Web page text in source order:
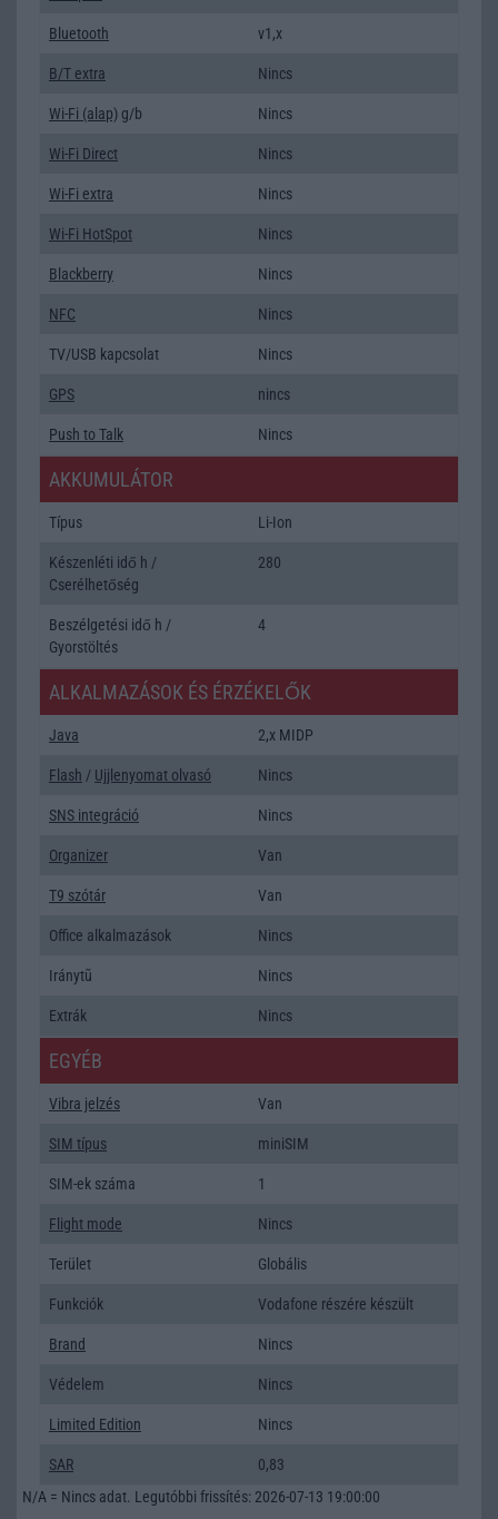
Bluetooth v1,x
B/T extra Nincs
Wi-Fi (alap) g/b Nincs
Wi-Fi Direct Nincs
Wi-Fi extra Nincs
Wi-Fi HotSpot Nincs
Blackberry Nincs
NFC Nincs
TV/USB kapcsolat Nincs
GPS nincs
Push to Talk Nincs
AKKUMULÁTOR
Típus Li-Ion
Készenléti idő h /
Cserélhetőség
280
Beszélgetési idő h /
Gyorstöltés
4
ALKALMAZÁSOK ÉS ÉRZÉKELŐK
Java 2,x MIDP
Flash / Ujjlenyomat olvasó Nincs
SNS integráció Nincs
Organizer Van
T9 szótár Van
Office alkalmazások Nincs
Iránytũ Nincs
Extrák Nincs
EGYÉB
Vibra jelzés Van
SIM típus miniSIM
SIM-ek száma 1
Flight mode Nincs
Terület Globális
Funkciók Vodafone részére készült
Brand Nincs
Védelem Nincs
Limited Edition Nincs
SAR
0,83
N/A = Nincs adat. Legutóbbi frissítés: 2026-07-13 19:00:00